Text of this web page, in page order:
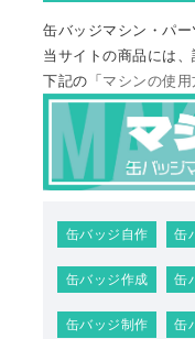
缶バッジマシン・パ
当サイトの商品には、
下記の「 マシンの使用
缶バッジ自作 缶
缶バッジ作成 缶
缶バッジ制作 缶